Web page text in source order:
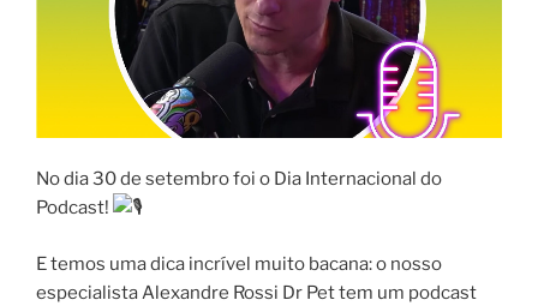
No dia 30 de setembro foi o Dia Internacional do
Podcast!
E temos uma dica incrível muito bacana: o nosso
especialista Alexandre Rossi Dr Pet tem um podcast